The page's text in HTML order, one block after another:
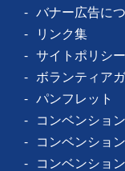
バナー広告に
リンク集
サイトポリシー
ボランティア
パンフレット
コンベンショ
コンベンショ
コンベンショ